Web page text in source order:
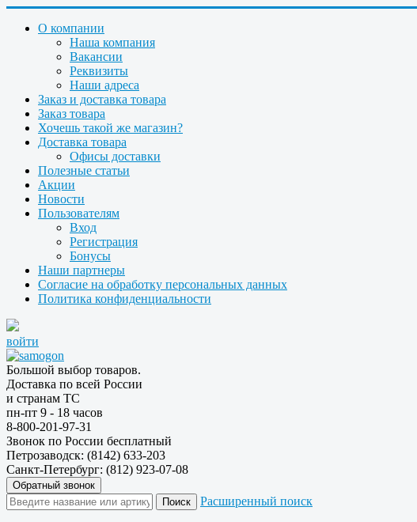
О компании
Наша компания
Вакансии
Реквизиты
Наши адреса
Заказ и доставка товара
Заказ товара
Хочешь такой же магазин?
Доставка товара
Офисы доставки
Полезные статьи
Акции
Новости
Пользователям
Вход
Регистрация
Бонусы
Наши партнеры
Согласие на обработку персональных данных
Политика конфиденциальности
войти
Большой выбор товаров.
Доставка по всей России
и странам ТС
пн-пт 9 - 18 часов
8-800-201-97-31
Звонок по России бесплатный
Петрозаводск: (8142) 633-203
Санкт-Петербург: (812) 923-07-08
Обратный звонок
Расширенный поиск